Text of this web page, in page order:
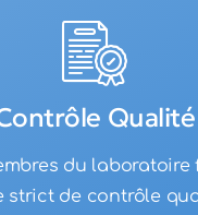
Qualité
du
strict de contrôle